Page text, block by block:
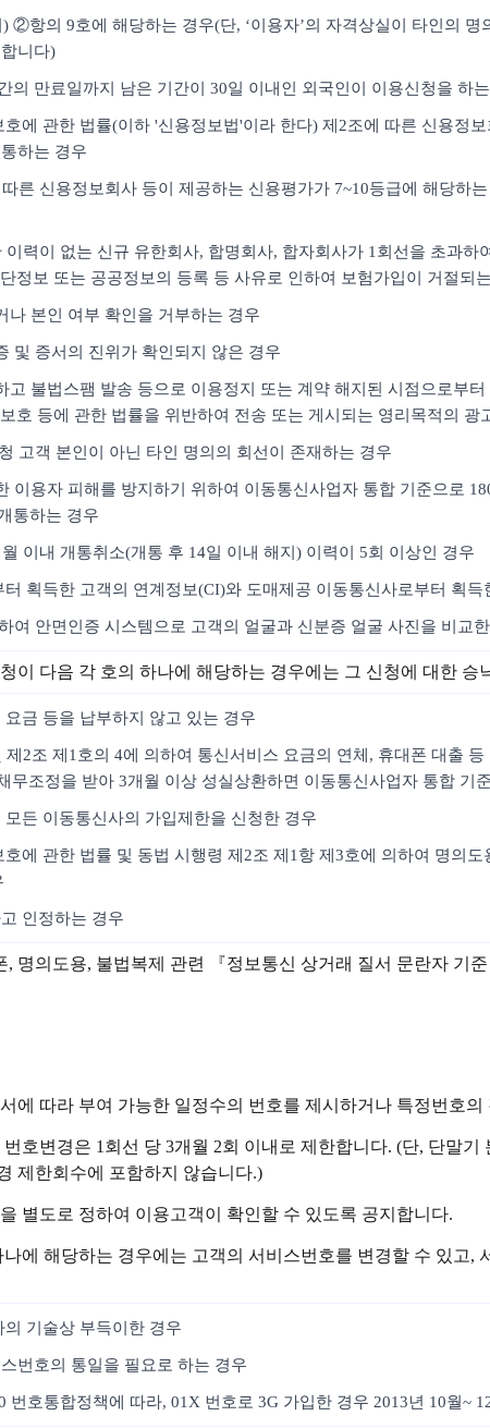
②항의 9호에 해당하는 경우(단, ‘이용자’의 자격상실이 타인의
니다)
의 만료일까지 남은 기간이 30일 이내인 외국인이 이용신청을 하
에 관한 법률(이하 '신용정보법'이라 한다) 제2조에 따른 신용정
하는 경우
른 신용정보회사 등이 제공하는 신용평가가 7~10등급에 해당하
이력이 없는 신규 유한회사, 합명회사, 합자회사가 1회선을 초과
정보 또는 공공정보의 등록 등 사유로 인하여 보험가입이 거절되
나 본인 여부 확인을 거부하는 경우
및 증서의 진위가 확인되지 않은 경우
고 불법스팸 발송 등으로 이용정지 또는 계약 해지된 시점으로부
호 등에 관한 법률을 위반하여 전송 또는 게시되는 영리목적의 광
고객 본인이 아닌 타인 명의의 회선이 존재하는 경우
이용자 피해를 방지하기 위하여 이동통신사업자 통합 기준으로
통하는 경우
이내 개통취소(개통 후 14일 이내 해지) 이력이 5회 이상인 경우
획득한 고객의 연계정보(CI)와 도매제공 이동통신사로부터 획
여 안면인증 시스템으로 고객의 얼굴과 신분증 얼굴 사진을 비교
이 다음 각 호의 하나에 해당하는 경우에는 그 신청에 대한 승
금 등을 납부하지 않고 있는 경우
제2조 제1호의 4에 의하여 통신서비스 요금의 연체, 휴대폰 대출
무조정을 받아 3개월 이상 성실상환하면 이동통신사업자 통합 기
든 이동통신사의 가입제한을 신청한 경우
에 관한 법률 및 동법 시행령 제2조 제1항 제3호에 의하여 명의
인정하는 경우
명의도용, 불법복제 관련 『정보통신 상거래 질서 문란자 기
에 따라 부여 가능한 일정수의 번호를 제시하거나 특정번호
호변경은 1회선 당 3개월 2회 이내로 제한합니다. (단, 단말
제한회수에 포함하지 않습니다.)
별도로 정하여 이용고객이 확인할 수 있도록 공지합니다.
에 해당하는 경우에는 고객의 서비스번호를 변경할 수 있고,
기술상 부득이한 경우
번호의 통일을 필요로 하는 경우
번호통합정책에 따라, 01X 번호로 3G 가입한 경우 2013년 10월~